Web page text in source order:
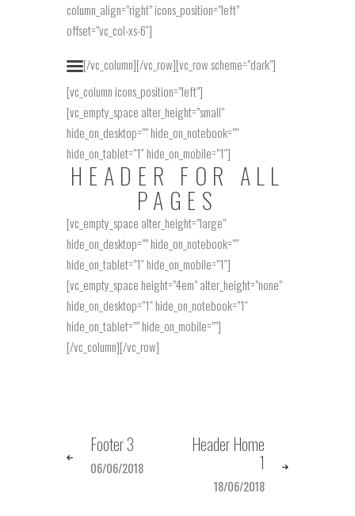
column_align=”right” icons_position=”left”
offset=”vc_col-xs-6″]
[/vc_column][/vc_row][vc_row scheme=”dark”]
[vc_column icons_position=”left”]
[vc_empty_space alter_height=”small”
hide_on_desktop=”” hide_on_notebook=””
hide_on_tablet=”1″ hide_on_mobile=”1″]
HEADER FOR ALL
PAGES
[vc_empty_space alter_height=”large”
hide_on_desktop=”” hide_on_notebook=””
hide_on_tablet=”1″ hide_on_mobile=”1″]
[vc_empty_space height=”4em” alter_height=”none”
hide_on_desktop=”1″ hide_on_notebook=”1″
hide_on_tablet=”” hide_on_mobile=””]
[/vc_column][/vc_row]
Footer 3
06/06/2018
Header Home
1
18/06/2018